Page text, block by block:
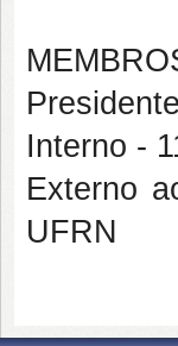
Interno -
Externo
UFRN